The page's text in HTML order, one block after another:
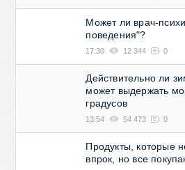
Может ли врач-
поведения"?
17:30 12 344 0
Действительно ли
может выдержать
градусов
13:54 54 473 0
Продукты, которые
впрок, но все